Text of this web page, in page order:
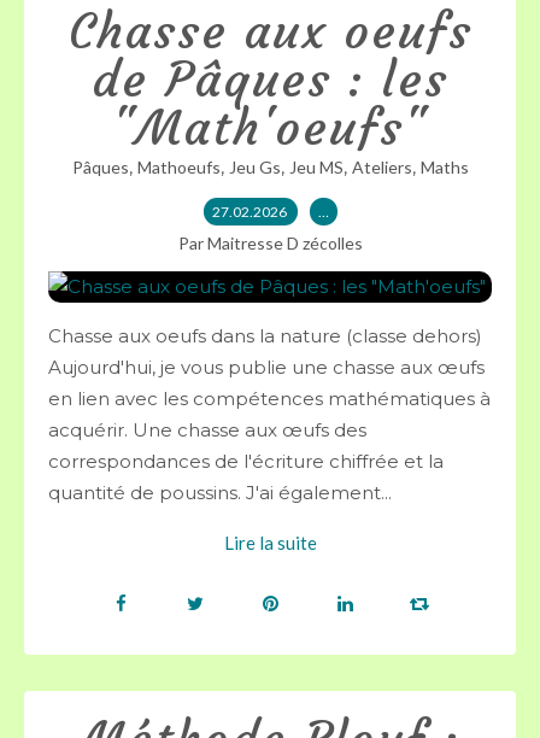
Chasse aux oeufs
de Pâques : les
"Math'oeufs"
Pâques, Mathoeufs, Jeu Gs, Jeu MS, Ateliers, Maths
27.02.2026 …
Par Maitresse D zécolles
Chasse aux oeufs dans la nature (classe dehors)
Aujourd'hui, je vous publie une chasse aux œufs
en lien avec les compétences mathématiques à
acquérir. Une chasse aux œufs des
correspondances de l'écriture chiffrée et la
quantité de poussins. J'ai également...
Lire la suite